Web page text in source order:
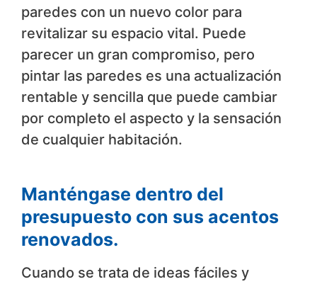
paredes con un nuevo color para
revitalizar su espacio vital. Puede
parecer un gran compromiso, pero
pintar las paredes es una actualización
rentable y sencilla que puede cambiar
por completo el aspecto y la sensación
de cualquier habitación.
Manténgase dentro del
presupuesto con sus acentos
renovados.
Cuando se trata de ideas fáciles y